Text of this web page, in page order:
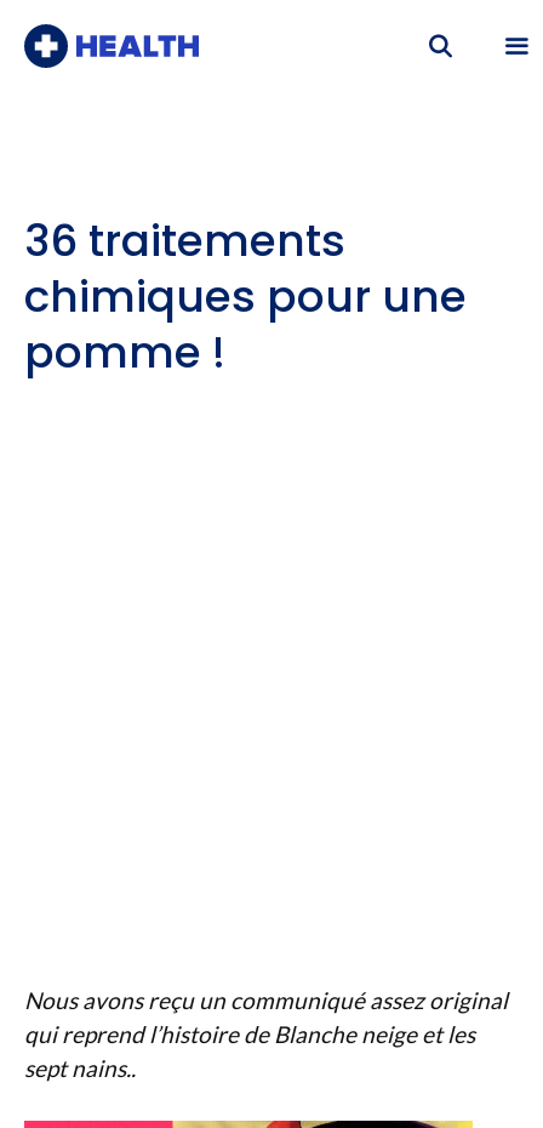
36 traitements
chimiques pour une
pomme !
Nous avons reçu un communiqué assez original
qui reprend l’histoire de Blanche neige et les
sept nains..